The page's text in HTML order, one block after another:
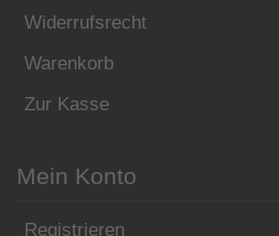
Widerrufsrecht
Warenkorb
Zur Kasse
Mein Konto
Registrieren